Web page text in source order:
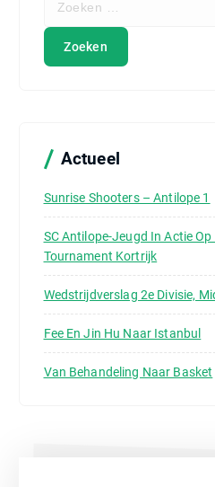
e
a
r
:
Actueel
Sunrise Shooters – Antilope 1
SC Antilope-Jeugd In Actie
Tournament Kortrijk
Wedstrijdverslag 2e Divisie,
Fee En Jin Hu Naar Istanbul
Van Behandeling Naar Basket